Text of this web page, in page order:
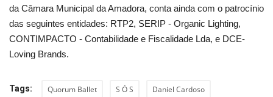
da Câmara Municipal da Amadora, conta ainda com o patrocínio
das seguintes entidades: RTP2, SERIP - Organic Lighting,
CONTIMPACTO - Contabilidade e Fiscalidade Lda, e DCE-
Loving Brands.
Tags: Quorum Ballet S Ó S Daniel Cardoso